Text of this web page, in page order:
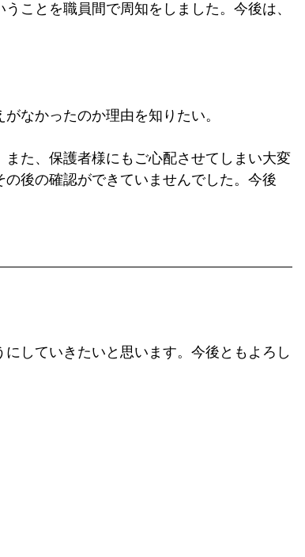
ことを職員間で周知をしました。今後は、
なかったのか理由を知りたい。
た、保護者様にもご心配させてしまい大変
後の確認ができていませんでした。今後
していきたいと思います。今後ともよろし